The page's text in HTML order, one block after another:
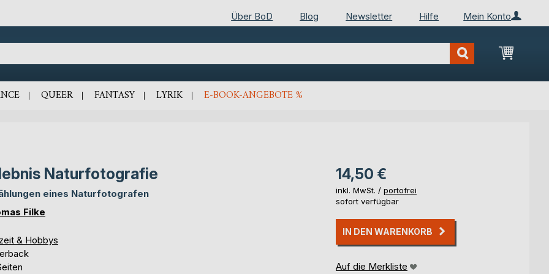
Mein Konto
Über BoD Blog Newsletter Hilfe
Mein
QUEER FANTASY LYRIK E-BOOK-ANGEBOTE %
Naturfotografie
eines Naturfotografen
Filke
& Hobbys
14,50 €
inkl. MwSt. / portofrei
sofort verfügbar
IN DEN WARENKORB
Auf die Merkliste